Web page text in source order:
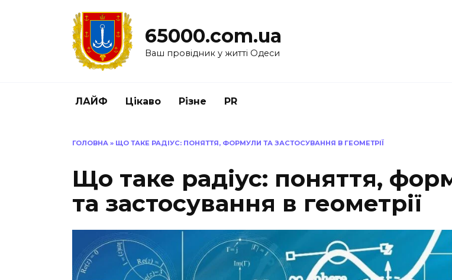
65000.com.ua
Ваш провідник у житті Одеси
ЛАЙФ Цікаво Різне PR
ГОЛОВНА » ЩО ТАКЕ РАДІУС: ПОНЯТТЯ, ФОРМУЛИ ТА ЗАСТОСУВАННЯ В ГЕОМЕТРІЇ
Що таке радіус: поняття,
та застосування в геометрії